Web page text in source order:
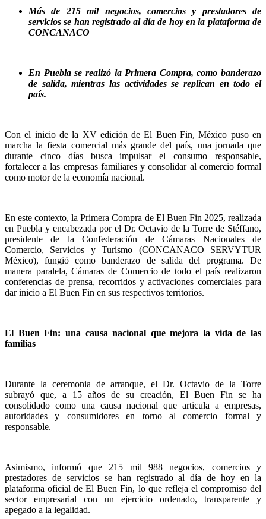
Más de 215 mil negocios, comercios y prestadores de
servicios se han registrado al día de hoy en la plataforma de
CONCANACO
En Puebla se realizó la Primera Compra, como banderazo
de salida, mientras las actividades se replican en todo el
país.
Con el inicio de la XV edición de El Buen Fin, México puso en
marcha la fiesta comercial más grande del país, una jornada que
durante cinco días busca impulsar el consumo responsable,
fortalecer a las empresas familiares y consolidar al comercio formal
como motor de la economía nacional.
En este contexto, la Primera Compra de El Buen Fin 2025, realizada
en Puebla y encabezada por el Dr. Octavio de la Torre de Stéffano,
presidente de la Confederación de Cámaras Nacionales de
Comercio, Servicios y Turismo (CONCANACO SERVYTUR
México), fungió como banderazo de salida del programa. De
manera paralela, Cámaras de Comercio de todo el país realizaron
conferencias de prensa, recorridos y activaciones comerciales para
dar inicio a El Buen Fin en sus respectivos territorios.
El Buen Fin: una causa nacional que mejora la vida de las
familias
Durante la ceremonia de arranque, el Dr. Octavio de la Torre
subrayó que, a 15 años de su creación, El Buen Fin se ha
consolidado como una causa nacional que articula a empresas,
autoridades y consumidores en torno al comercio formal y
responsable.
Asimismo, informó que 215 mil 988 negocios, comercios y
prestadores de servicios se han registrado al día de hoy en la
plataforma oficial de El Buen Fin, lo que refleja el compromiso del
sector empresarial con un ejercicio ordenado, transparente y
apegado a la legalidad.